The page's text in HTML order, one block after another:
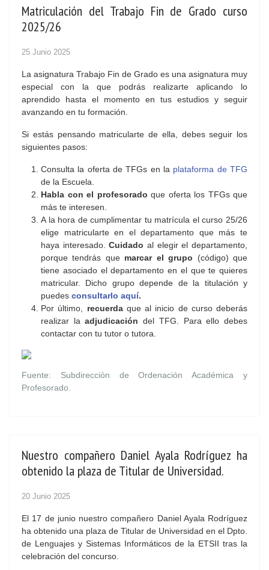
Matriculación del Trabajo Fin de Grado curso
2025/26
25 Junio 2025
La asignatura Trabajo Fin de Grado es una asignatura muy
especial con la que podrás realizarte aplicando lo
aprendido hasta el momento en tus estudios y seguir
avanzando en tu formación.
Si estás pensando matricularte de ella, debes seguir los
siguientes pasos:
Consulta la oferta de TFGs en la plataforma de TFG
de la Escuela.
Habla con el profesorado que oferta los TFGs que
más te interesen.
A la hora de cumplimentar tu matrícula el curso 25/26
elige matricularte en el departamento que más te
haya interesado.Cuidado al elegir el departamento,
porque tendrás que marcar el grupo (código) que
tiene asociado el departamento en el que te quieres
matricular. Dicho grupo depende de la titulación y
puedes consultarlo aquí.
Por último, recuerdaque al inicio de curso deberás
realizar laadjudicación del TFG. Para ello debes
contactar con tu tutor o tutora.
Fuente: Subdirección de Ordenación Académica y
Profesorado.
Nuestro compañero Daniel Ayala Rodríguez ha
obtenido la plaza de Titular de Universidad.
20 Junio 2025
El 17 de junio nuestro compañero Daniel Ayala Rodríguez
ha obtenido una plaza de Titular de Universidad en el Dpto.
de Lenguajes y Sistemas Informáticos de la ETSII tras la
celebración del concurso.